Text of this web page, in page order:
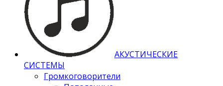
АКУСТИЧЕСКИЕ
СИСТЕМЫ
Громкоговорители